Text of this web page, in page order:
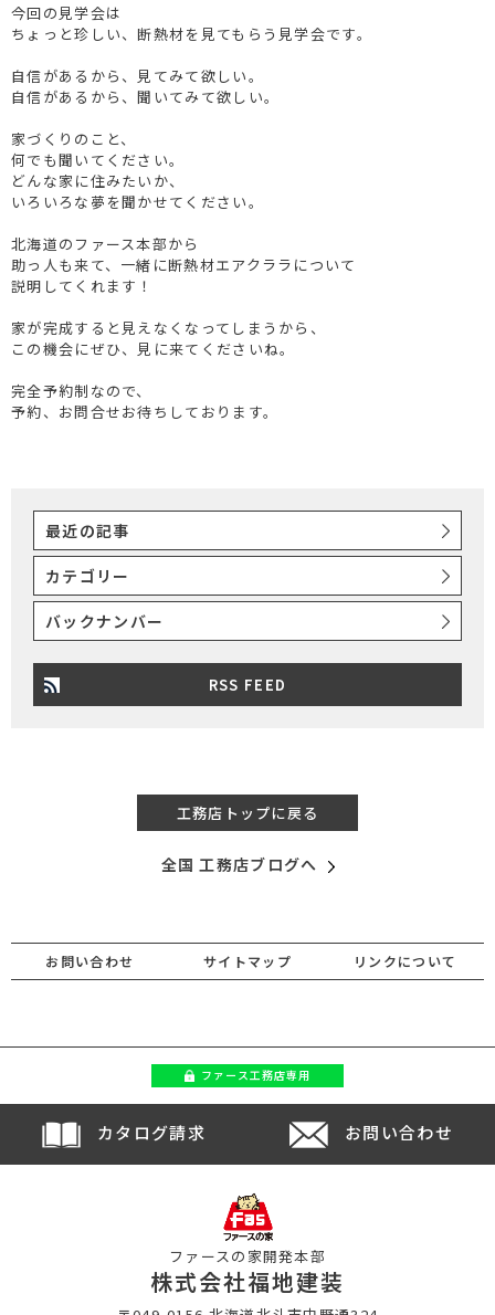
今回の見学会は
ちょっと珍しい、断熱材を見てもらう見学会です。
自信があるから、見てみて欲しい。
自信があるから、聞いてみて欲しい。
家づくりのこと、
何でも聞いてください。
どんな家に住みたいか、
いろいろな夢を聞かせてください。
北海道のファース本部から
助っ人も来て、一緒に断熱材エアクララについて
説明してくれます！
家が完成すると見えなくなってしまうから、
この機会にぜひ、見に来てくださいね。
完全予約制なので、
予約、お問合せお待ちしております。
最近の記事
カテゴリー
バックナンバー
RSS FEED
工務店トップに戻る
全国 工務店ブログへ
お問い合わせ サイトマップ リンクについて
ファース工務店専用
カタログ請求 お問い合わせ
ファースの家開発本部
株式会社福地建装